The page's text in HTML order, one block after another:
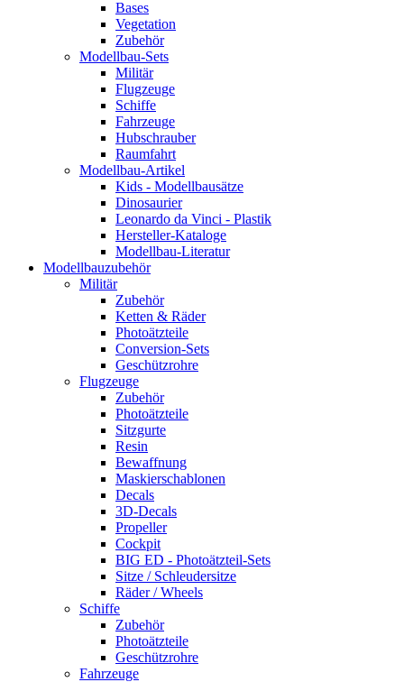
Bases
Vegetation
Zubehör
Modellbau-Sets
Militär
Flugzeuge
Schiffe
Fahrzeuge
Hubschrauber
Raumfahrt
Modellbau-Artikel
Kids - Modellbausätze
Dinosaurier
Leonardo da Vinci - Plastik
Hersteller-Kataloge
Modellbau-Literatur
Modellbauzubehör
Militär
Zubehör
Ketten & Räder
Photoätzteile
Conversion-Sets
Geschützrohre
Flugzeuge
Zubehör
Photoätzteile
Sitzgurte
Resin
Bewaffnung
Maskierschablonen
Decals
3D-Decals
Propeller
Cockpit
BIG ED - Photoätzteil-Sets
Sitze / Schleudersitze
Räder / Wheels
Schiffe
Zubehör
Photoätzteile
Geschützrohre
Fahrzeuge